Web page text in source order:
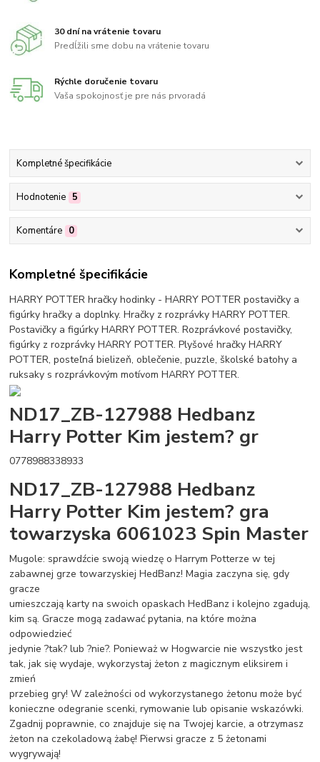
30 dní na vrátenie tovaru
Predĺžili sme dobu na vrátenie tovaru
Rýchle doručenie tovaru
Vaša spokojnosť je pre nás prvoradá
Kompletné špecifikácie
Hodnotenie 5
Komentáre 0
Kompletné špecifikácie
HARRY POTTER hračky hodinky - HARRY POTTER postavičky a
figúrky hračky a doplnky. Hračky z rozprávky HARRY POTTER.
Postavičky a figúrky HARRY POTTER. Rozprávkové postavičky,
figúrky z rozprávky HARRY POTTER. Plyšové hračky HARRY
POTTER, posteľná bielizeň, oblečenie, puzzle, školské batohy a
ruksaky s rozprávkovým motívom HARRY POTTER.
ND17_ZB-127988 Hedbanz
Harry Potter Kim jestem? gr
0778988338933
ND17_ZB-127988 Hedbanz
Harry Potter Kim jestem? gra
towarzyska 6061023 Spin Master
Mugole: sprawdźcie swoją wiedzę o Harrym Potterze w tej
zabawnej grze towarzyskiej HedBanz! Magia zaczyna się, gdy
gracze
umieszczają karty na swoich opaskach HedBanz i kolejno zgadują,
kim są. Gracze mogą zadawać pytania, na które można
odpowiedzieć
jedynie ?tak? lub ?nie?. Ponieważ w Hogwarcie nie wszystko jest
tak, jak się wydaje, wykorzystaj żeton z magicznym eliksirem i
zmień
przebieg gry! W zależności od wykorzystanego żetonu może być
konieczne odegranie scenki, rymowanie lub opisanie wskazówki.
Zgadnij poprawnie, co znajduje się na Twojej karcie, a otrzymasz
żeton na czekoladową żabę! Pierwsi gracze z 5 żetonami
wygrywają!